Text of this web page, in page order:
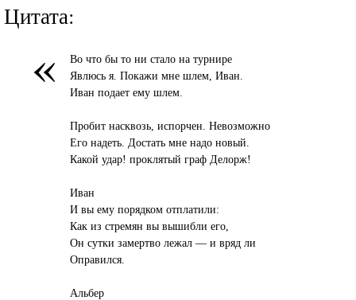
Цитата:
«
Во что бы то ни стало на турнире
Явлюсь я. Покажи мне шлем, Иван.
Иван подает ему шлем.
Пробит насквозь, испорчен. Невозможно
Его надеть. Достать мне надо новый.
Какой удар! проклятый граф Делорж!
Иван
И вы ему порядком отплатили:
Как из стремян вы вышибли его,
Он сутки замертво лежал — и вряд ли
Оправился.
Альбер